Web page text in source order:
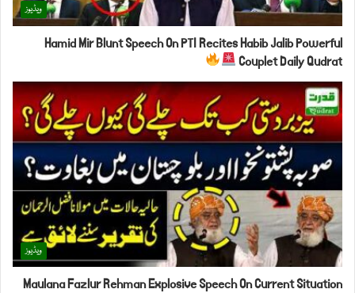
ویڈیوز
Hamid Mir Blunt Speech On PTI Recites Habib Jalib Powerful
Couplet Daily Qudrat
ویڈیوز
Maulana Fazlur Rehman Explosive Speech On Current Situation